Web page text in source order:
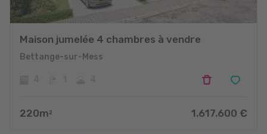
Maison jumelée 4 chambres à vendre
Bettange-sur-Mess
220m 2 1.617.600 €